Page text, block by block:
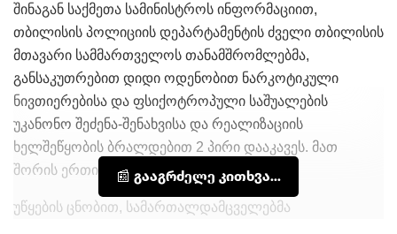
შინაგან საქმეთა სამინისტროს ინფორმაციით,
თბილისის პოლიციის დეპარტამენტის ძველი თბილისის
მთავარი სამმართველოს თანამშრომლებმა,
განსაკუთრებით დიდი ოდენობით ნარკოტიკული
ნივთიერებისა და ფსიქოტროპული საშუალების
უკანონო შეძენა-შენახვისა და რეალიზაციის
ხელშეწყობის ბრალდებით 2 პირი დააკავეს. მათ
შორის ერთი, უცხო ქვეყნის მოქალაქეა.
უწყების ცნობით, სამართალდამცველებმა
📰 გააგრძელე კითხვა...